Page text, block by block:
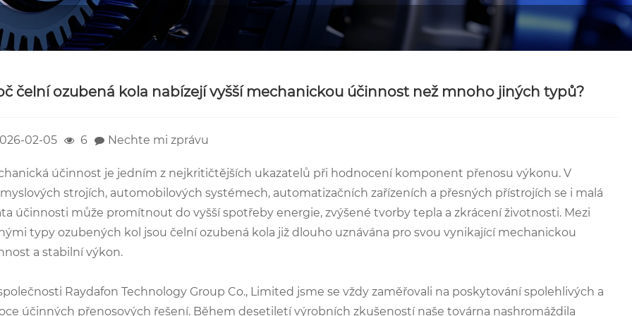
čelní ozubená kola nabízejí vyšší mechanickou účinnost než mnoho jiných typů?
02-05 6 Nechte mi zprávu
účinnost je jedním z nejkritičtějších ukazatelů při hodnocení komponent přenosu výkonu. V
strojích, automobilových systémech, automatizačních zařízeních a přesných přístrojích se i malá
účinnosti může promítnout do vyšší spotřeby energie, zvýšené tvorby tepla a zkrácení životnosti. Mezi
typy ozubených kol jsou čelní ozubená kola již dlouho uznávána pro svou vynikající mechanickou
a stabilní výkon.
Raydafon Technology Group Co., Limited jsme se vždy zaměřovali na poskytování spolehlivých a
účinných přenosových řešení. Během desetiletí výrobních zkušeností naše továrna nashromáždila